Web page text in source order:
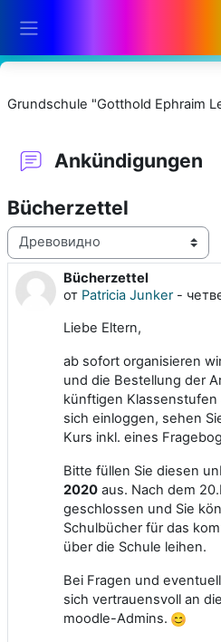
Ankündigungen
Bücherzettel
Режим отображения
Bücherzettel
от Patricia Junker-
Количество ответов: 0
Liebe Eltern,
ab sofort organisieren
und die Bestellung der
künftigen Klassenstufen
sich einloggen, sehen
Kurs inkl. eines
Bitte füllen Sie diesen
2020 aus. Nach dem
geschlossen und Sie
Schulbücher für das
über die Schule leihen.
Bei Fragen und
sich vertrauensvoll an
moodle-Admins.